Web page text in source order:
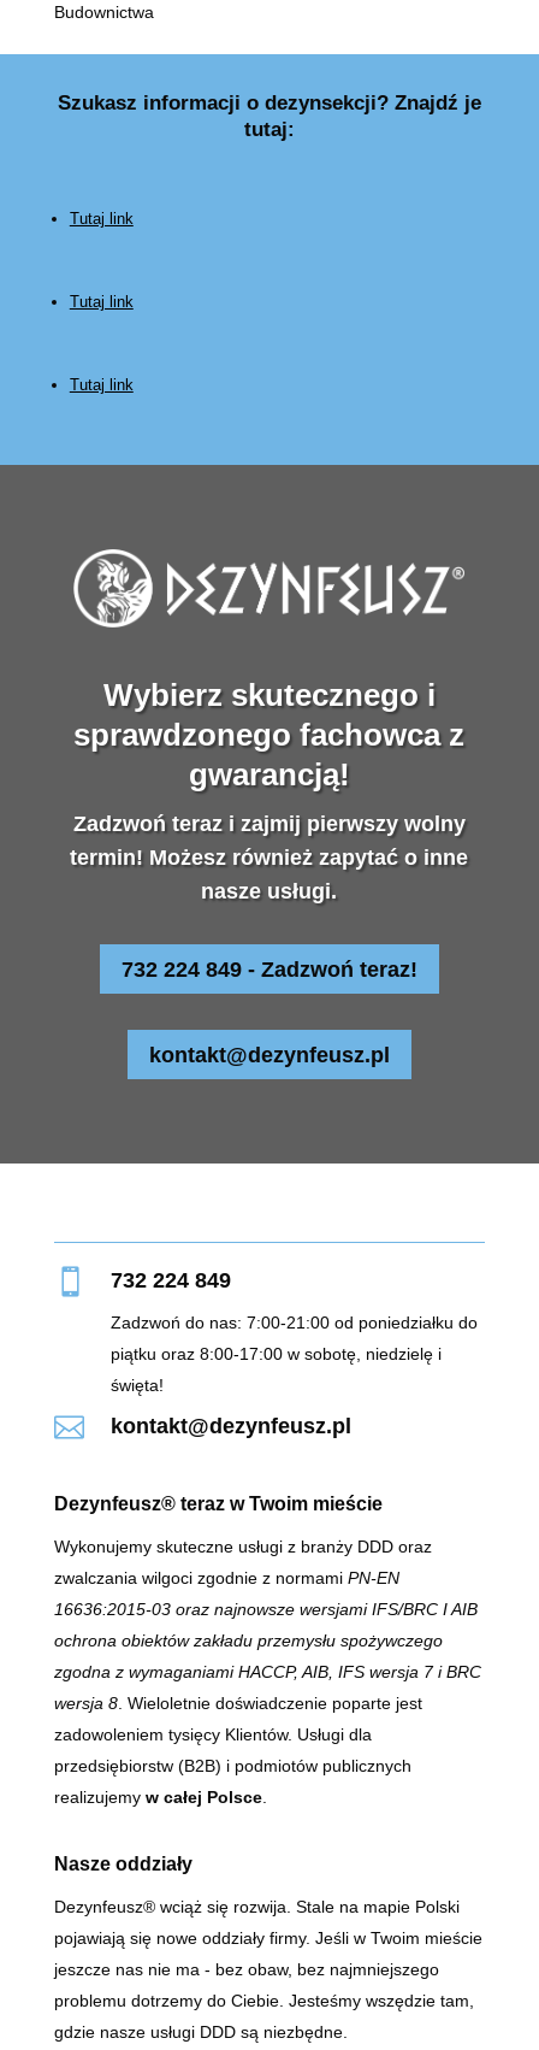
Budownictwa
Szukasz informacji o dezynsekcji? Znajdź je
tutaj:
Tutaj link
Tutaj link
Tutaj link
Wybierz skutecznego i
sprawdzonego fachowca z
gwarancją!
Zadzwoń teraz i zajmij pierwszy wolny
termin! Możesz również zapytać o inne
nasze usługi.
732 224 849 - Zadzwoń teraz!
kontakt@dezynfeusz.pl
 732 224 849
Zadzwoń do nas: 7:00-21:00 od poniedziałku do
piątku oraz 8:00-17:00 w sobotę, niedzielę i
święta!
 kontakt@dezynfeusz.pl
Dezynfeusz® teraz w Twoim mieście
Wykonujemy skuteczne usługi z branży DDD oraz
zwalczania wilgoci zgodnie z normami PN-EN
16636:2015-03 oraz najnowsze wersjami IFS/BRC I AIB
ochrona obiektów zakładu przemysłu spożywczego
zgodna z wymaganiami HACCP, AIB, IFS wersja 7 i BRC
wersja 8. Wieloletnie doświadczenie poparte jest
zadowoleniem tysięcy Klientów. Usługi dla
przedsiębiorstw (B2B) i podmiotów publicznych
realizujemy w całej Polsce.
Nasze oddziały
Dezynfeusz® wciąż się rozwija. Stale na mapie Polski
pojawiają się nowe oddziały firmy. Jeśli w Twoim mieście
jeszcze nas nie ma - bez obaw, bez najmniejszego
problemu dotrzemy do Ciebie. Jesteśmy wszędzie tam,
gdzie nasze usługi DDD są niezbędne.